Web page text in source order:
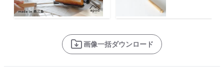
画像一括ダウンロード